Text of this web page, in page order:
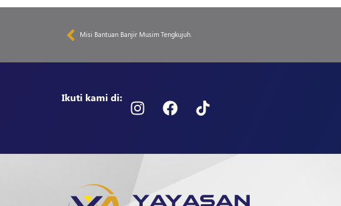
Misi Bantuan Banjir Musim Tengkujuh.
Ikuti kami di: